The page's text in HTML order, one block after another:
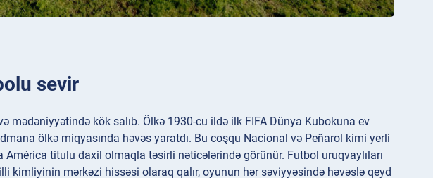
sevir
mədəniyyətində kök salıb. Ölkə 1930-cu ildə ilk FIFA Dünya Kubokuna ev
ölkə miqyasında həvəs yaratdı. Bu coşqu Nacional və Peñarol kimi yerli
América titulu daxil olmaqla təsirli nəticələrində görünür. Futbol uruqvaylıları
kimliyinin mərkəzi hissəsi olaraq qalır, oyunun hər səviyyəsində həvəslə qeyd